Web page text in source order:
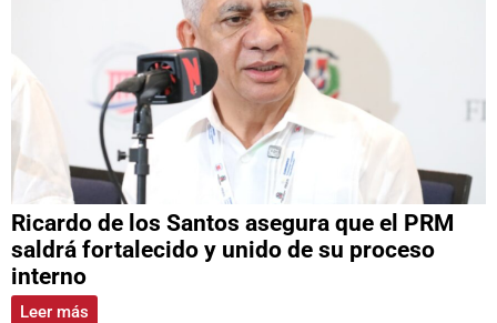
Ricardo de los Santos asegura que el PRM
saldrá fortalecido y unido de su proceso
interno
Leer más